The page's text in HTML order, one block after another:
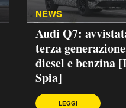
NEWS
Audi Q7:
terza
diesel e benzina
Spia]
LEGGI